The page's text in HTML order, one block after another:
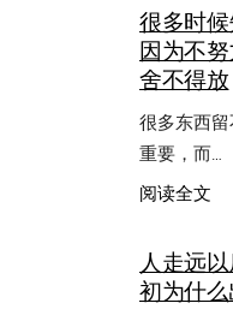
很多时
因为不
舍不得放
很多东西
重要，而…
阅读全文：
时
候
人走远
初为什